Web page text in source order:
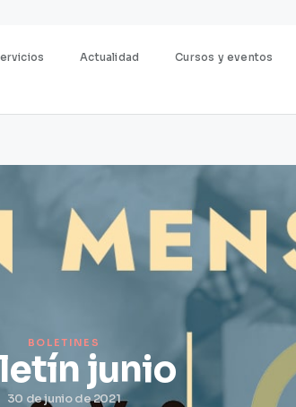
Actualidad Cursos y eventos
BOLETINES
junio
30 de junio de 2021